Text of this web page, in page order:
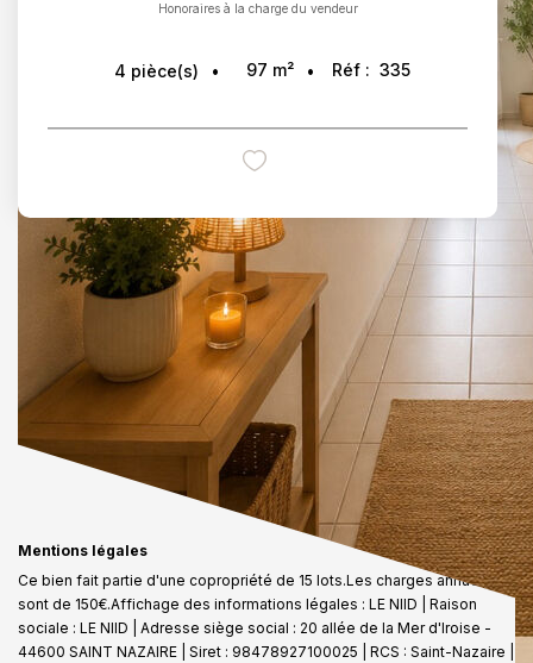
Honoraires à la charge du vendeur
4 pièce(s) 97 m² Réf : 335
Mentions légales
Ce bien fait partie d'une copropriété de 15 lots.Les charges annuelles
sont de 150€.Affichage des informations légales : LE NIID | Raison
sociale : LE NIID | Adresse siège social : 20 allée de la Mer d'Iroise -
44600 SAINT NAZAIRE | Siret : 98478927100025 | RCS : Saint-Nazaire |